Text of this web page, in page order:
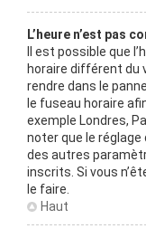
L’heure n’est pas
Il est possible que
horaire différent du
rendre dans le
le fuseau horaire
exemple Londres,
noter que le
des autres
inscrits. Si vous
le faire.
Haut